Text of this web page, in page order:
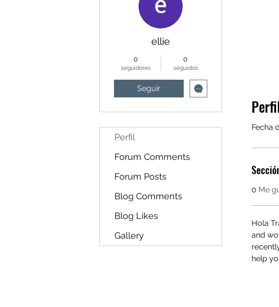
Fecha
0 Me
Hola
and
help
ellie
0
seguidores
0
seguidos
Seguir
Perfil
Forum Comments
Forum Posts
Blog Comments
Blog Likes
Gallery